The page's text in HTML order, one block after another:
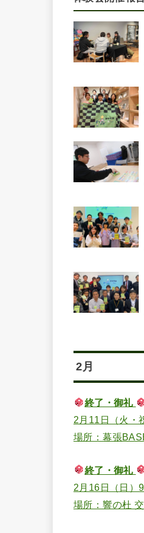
2月
終了・御礼
2月11日（火・
場所：幕張
終了・御礼
2月16日（日）
場所：響の杜